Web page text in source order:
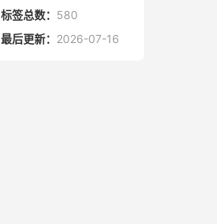
标签总数： 580
最后更新： 2026-07-16